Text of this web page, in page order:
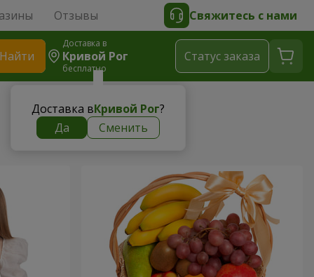
Отзывы Свяжитесь с нами
Найти
Доставка в
Кривой Рог
бесплатно
Доставка вКривой Рог?
Да
Сменить
Cтатус заказа